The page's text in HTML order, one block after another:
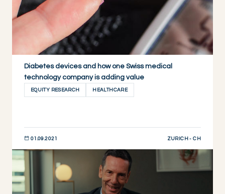
Diabetes devices and how one Swiss medical
technology company is adding value
EQUITY RESEARCH HEALTHCARE
01.09.2021 ZURICH - CH
DESCUBRIR AHORA